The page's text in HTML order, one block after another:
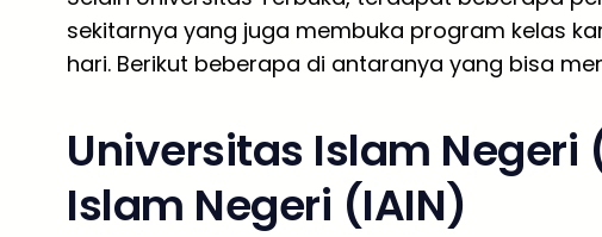
sekitarnya yang juga membuka program kelas
hari. Berikut beberapa di antaranya yang bisa
Universitas Islam
Islam Negeri (IAIN)